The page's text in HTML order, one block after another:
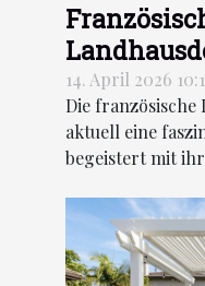
neue
Rustikalen
14. April 2026
Die
aktuell eine
begeistert mit